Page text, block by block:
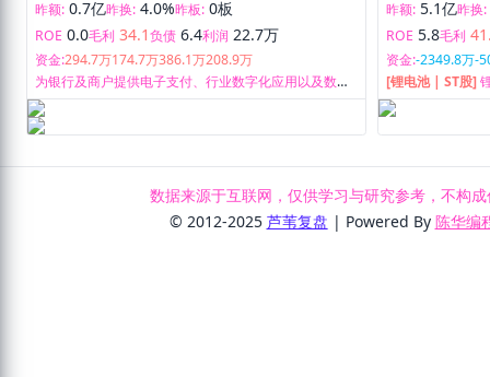
(SLS)增材制造设
300941 创识科技 9.35% 3.3亿 /
换手 16.2%量比 4.88L1 7.3万偏离: 76.5
昨额:
ROE 0.0毛利 34.1负债 6.4利润 22.7万
资金:294.7万174.7万386.1万208.9万
为银行及商户提供电子支付、行业数字化应用以及数字
化营销所涉及的产品、运营及服务。
002759 ST天
换手 11.15%量
昨额:
ROE 5.8毛利
资金:-2349.8万-
[锂电池 | ST股]